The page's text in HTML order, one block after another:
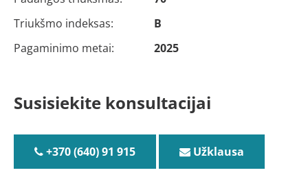
Triukšmo indeksas:
B
Pagaminimo metai:
2025
Susisiekite konsultacijai
+370 (640) 91 915 Užklausa